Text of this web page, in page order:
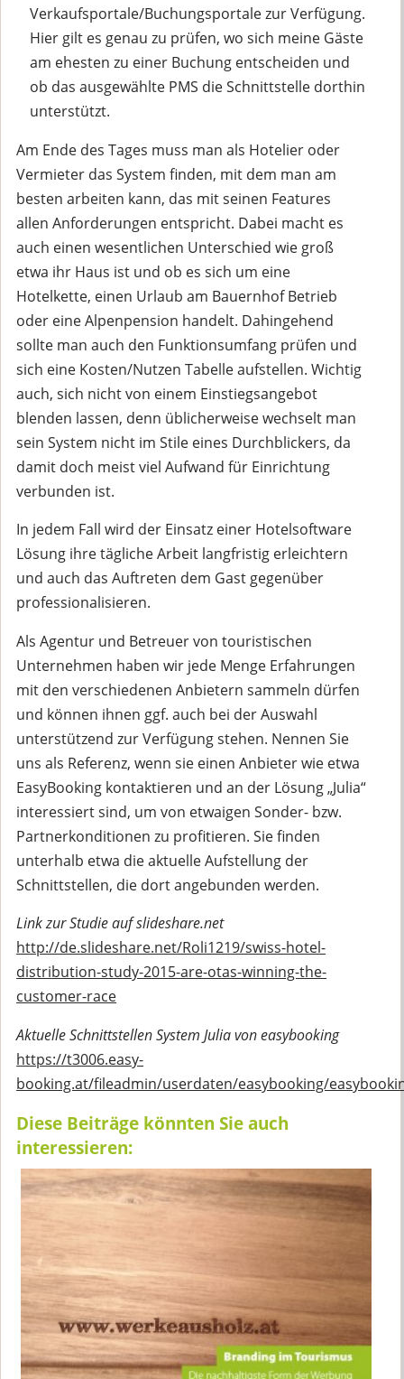
Verkaufsportale/Buchungsportale zur Verfügung.
Hier gilt es genau zu prüfen, wo sich meine Gäste
am ehesten zu einer Buchung entscheiden und
ob das ausgewählte PMS die Schnittstelle dorthin
unterstützt.
Am Ende des Tages muss man als Hotelier oder
Vermieter das System finden, mit dem man am
besten arbeiten kann, das mit seinen Features
allen Anforderungen entspricht. Dabei macht es
auch einen wesentlichen Unterschied wie groß
etwa ihr Haus ist und ob es sich um eine
Hotelkette, einen Urlaub am Bauernhof Betrieb
oder eine Alpenpension handelt. Dahingehend
sollte man auch den Funktionsumfang prüfen und
sich eine Kosten/Nutzen Tabelle aufstellen. Wichtig
auch, sich nicht von einem Einstiegsangebot
blenden lassen, denn üblicherweise wechselt man
sein System nicht im Stile eines Durchblickers, da
damit doch meist viel Aufwand für Einrichtung
verbunden ist.
In jedem Fall wird der Einsatz einer Hotelsoftware
Lösung ihre tägliche Arbeit langfristig erleichtern
und auch das Auftreten dem Gast gegenüber
professionalisieren.
Als Agentur und Betreuer von touristischen
Unternehmen haben wir jede Menge Erfahrungen
mit den verschiedenen Anbietern sammeln dürfen
und können ihnen ggf. auch bei der Auswahl
unterstützend zur Verfügung stehen. Nennen Sie
uns als Referenz, wenn sie einen Anbieter wie etwa
EasyBooking kontaktieren und an der Lösung „Julia“
interessiert sind, um von etwaigen Sonder- bzw.
Partnerkonditionen zu profitieren. Sie finden
unterhalb etwa die aktuelle Aufstellung der
Schnittstellen, die dort angebunden werden.
Link zur Studie auf slideshare.net
http://de.slideshare.net/Roli1219/swiss-hotel-
distribution-study-2015-are-otas-winning-the-
customer-race
Aktuelle Schnittstellen System Julia von easybooking
https://t3006.easy-
booking.at/fileadmin/userdaten/easybooking/
Diese Beiträge könnten Sie auch
interessieren: